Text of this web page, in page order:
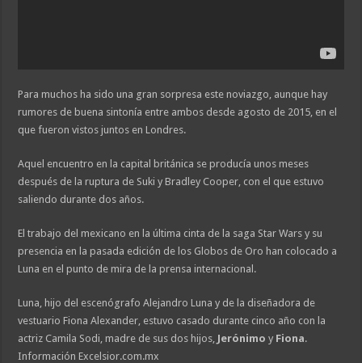
Para muchos ha sido una gran sorpresa este noviazgo, aunque hay
rumores de buena sintonía entre ambos desde agosto de 2015, en el
que fueron vistos juntos en Londres.
Aquel encuentro en la capital británica se producía unos meses
después de la ruptura de Suki y Bradley Cooper, con el que estuvo
saliendo durante dos años.
El trabajo del mexicano en la última cinta de la saga Star Wars y su
presencia en la pasada edición de los Globos de Oro han colocado a
Luna en el punto de mira de la prensa internacional.
Luna, hijo del escenógrafo Alejandro Luna y de la diseñadora de
vestuario Fiona Alexander, estuvo casado durante cinco año con la
actriz Camila Sodi, madre de sus dos hijos, Jerónimoy Fiona.
Información Excelsior.com.mx